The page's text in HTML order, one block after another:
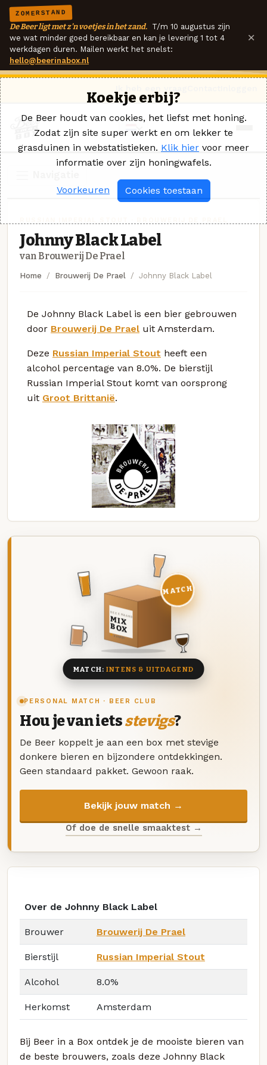
ZOMERSTAND
De Beer ligt met z'n voetjes in het zand. T/m 10 augustus zijn
we wat minder goed bereikbaar en kan je levering 1 tot 4
werkdagen duren. Mailen werkt het snelst:
hello@beerinabox.nl
×
Johnny Black Label
van Brouwerij De Prael
Home Brouwerij De Prael Johnny Black Label
De Johnny Black Label is een bier gebrouwen
door Brouwerij De Prael uit Amsterdam.
Deze Russian Imperial Stout heeft een
alcohol percentage van 8.0%. De bierstijl
Russian Imperial Stout komt van oorsprong
uit Groot Brittanië.
PERSONAL MATCH · BEER CLUB
Hou je van ietsstevigs?
De Beer koppelt je aan een box met stevige
donkere bieren en bijzondere ontdekkingen.
Geen standaard pakket. Gewoon raak.
Bekijk jouw match →
Of doe de snelle smaaktest →
DEZE MAAND
MIX
BOX
8 BIEREN
MATCH
MATCH:INTENS & UITDAGEND
Over de Johnny Black Label
Brouwer Brouwerij De Prael
Bierstijl Russian Imperial Stout
Alcohol 8.0%
Herkomst Amsterdam
Bij Beer in a Box ontdek je de mooiste bieren van
de beste brouwers, zoals deze Johnny Black
Koekje erbij?
De Beer houdt van cookies, het liefst met honing.
Zodat zijn site super werkt en om lekker te
grasduinen in webstatistieken. Klik hier voor meer
informatie over zijn honingwafels.
Voorkeuren Cookies toestaan